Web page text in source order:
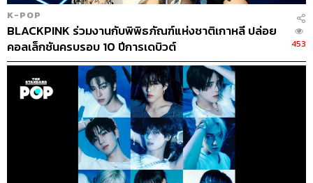
K-POP
BLACKPINK ร่วมงานกับพิพิธภัณฑ์แห่งชาติเกาหลี ปล่อย
คอลเล็กชันครบรอบ 10 ปีการเดบิวต์
453